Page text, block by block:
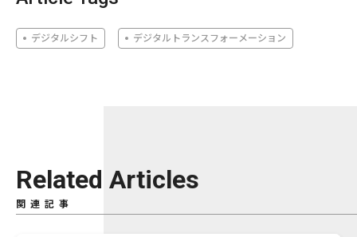
デジタルシフト デジタルトランスフォーメーション
Related Articles
関連記事